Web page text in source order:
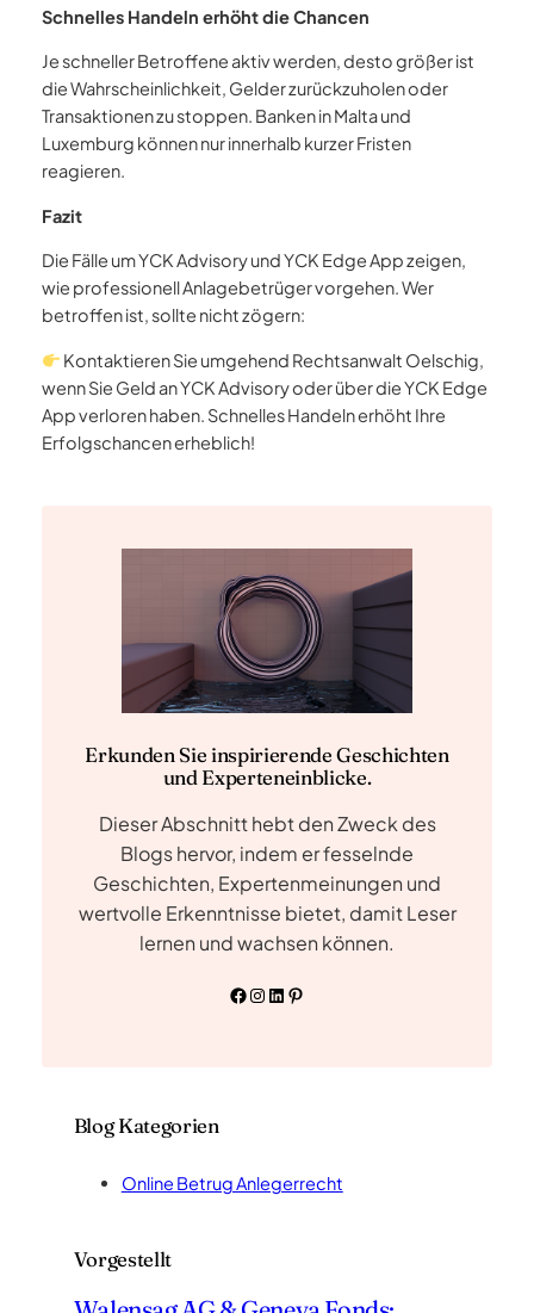
Schnelles Handeln erhöht die Chancen
Je schneller Betroffene aktiv werden, desto größer ist
die Wahrscheinlichkeit, Gelder zurückzuholen oder
Transaktionen zu stoppen. Banken in Malta und
Luxemburg können nur innerhalb kurzer Fristen
reagieren.
Fazit
Die Fälle um YCK Advisory und YCK Edge App zeigen,
wie professionell Anlagebetrüger vorgehen. Wer
betroffen ist, sollte nicht zögern:
Kontaktieren Sie umgehend Rechtsanwalt Oelschig,
wenn Sie Geld an YCK Advisory oder über die YCK Edge
App verloren haben. Schnelles Handeln erhöht Ihre
Erfolgschancen erheblich!
Erkunden Sie inspirierende Geschichten
und Experteneinblicke.
Dieser Abschnitt hebt den Zweck des
Blogs hervor, indem er fesselnde
Geschichten, Expertenmeinungen und
wertvolle Erkenntnisse bietet, damit Leser
lernen und wachsen können.
Facebook InstagramLinkedIn Pinterest
Blog Kategorien
Online Betrug Anlegerrecht
Vorgestellt